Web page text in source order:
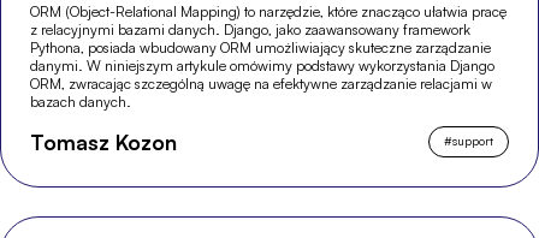
ORM (Object-Relational Mapping) to narzędzie, które znacząco ułatwia pracę
z relacyjnymi bazami danych. Django, jako zaawansowany framework
Pythona, posiada wbudowany ORM umożliwiający skuteczne zarządzanie
danymi. W niniejszym artykule omówimy podstawy wykorzystania Django
ORM, zwracając szczególną uwagę na efektywne zarządzanie relacjami w
bazach danych.
Tomasz Kozon #support